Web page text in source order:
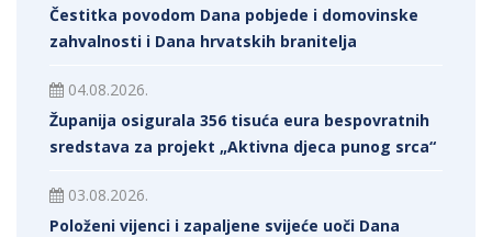
Čestitka povodom Dana pobjede i domovinske
zahvalnosti i Dana hrvatskih branitelja
04.08.2026.
Županija osigurala 356 tisuća eura bespovratnih
sredstava za projekt „Aktivna djeca punog srca“
03.08.2026.
Položeni vijenci i zapaljene svijeće uoči Dana